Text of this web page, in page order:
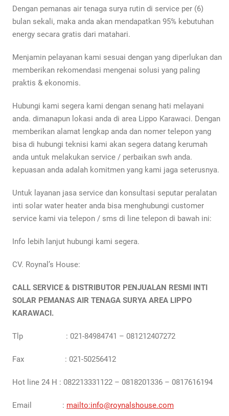
Dengan pemanas air tenaga surya rutin di service per (6)
bulan sekali, maka anda akan mendapatkan 95% kebutuhan
energy secara gratis dari matahari.
Menjamin pelayanan kami sesuai dengan yang diperlukan dan
memberikan rekomendasi mengenai solusi yang paling
praktis & ekonomis.
Hubungi kami segera kami dengan senang hati melayani
anda. dimanapun lokasi anda di area Lippo Karawaci. Dengan
memberikan alamat lengkap anda dan nomer telepon yang
bisa di hubungi teknisi kami akan segera datang kerumah
anda untuk melakukan service / perbaikan swh anda.
kepuasan anda adalah komitmen yang kami jaga seterusnya.
Untuk layanan jasa service dan konsultasi seputar peralatan
inti solar water heater anda bisa menghubungi customer
service kami via telepon / sms di line telepon di bawah ini:
Info lebih lanjut hubungi kami segera.
CV. Roynal’s House:
CALL SERVICE & DISTRIBUTOR PENJUALAN RESMI INTI
SOLAR PEMANAS AIR TENAGA SURYA AREA LIPPO
KARAWACI.
Tlp : 021-84984741 – 081212407272
Fax : 021-50256412
Hot line 24 H : 082213331122 – 0818201336 – 0817616194
Email : mailto:info@roynalshouse.com